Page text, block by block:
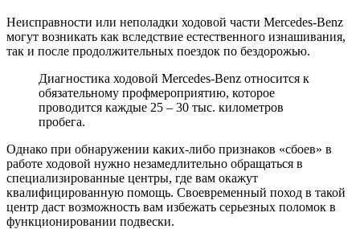
Неисправности или неполадки ходовой части Mercedes-Benz
могут возникать как вследствие естественного изнашивания,
так и после продолжительных поездок по бездорожью.
Диагностика ходовой Mercedes-Benz относится к
обязательному профмероприятию, которое
проводится каждые 25 – 30 тыс. километров
пробега.
Однако при обнаружении каких-либо признаков «сбоев» в
работе ходовой нужно незамедлительно обращаться в
специализированные центры, где вам окажут
квалифицированную помощь. Своевременный поход в такой
центр даст возможность вам избежать серьезных поломок в
функционировании подвески.